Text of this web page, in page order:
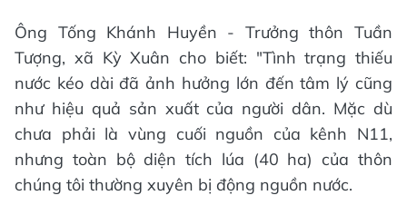
Ông Tống Khánh Huyền - Trưởng thôn Tuần
Tượng, xã Kỳ Xuân cho biết: "Tình trạng thiếu
nước kéo dài đã ảnh hưởng lớn đến tâm lý cũng
như hiệu quả sản xuất của người dân. Mặc dù
chưa phải là vùng cuối nguồn của kênh N11,
nhưng toàn bộ diện tích lúa (40 ha) của thôn
chúng tôi thường xuyên bị động nguồn nước.